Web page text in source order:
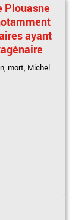
Plouasne
ayant
, mort, Michel